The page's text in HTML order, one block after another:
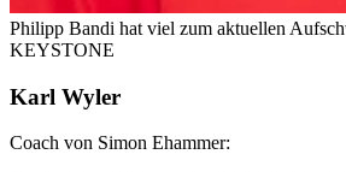
Philipp Bandi hat viel zum aktuellen
KEYSTONE
Karl Wyler
Coach von Simon Ehammer: